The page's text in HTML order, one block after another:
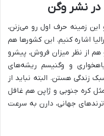
در نشر وگن
این زمینه حرف اول رو می‌زنن،
اشاره کنیم. این کشورها هم
هم از نظر میزان فروش، پیشرو
و وگنیسم ریشه‌های
زندگی هستن. البته نباید از
کره جنوبی و ژاپن هم غافل
جهانی، دارن به سرعت